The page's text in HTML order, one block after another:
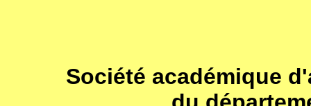
Société académique